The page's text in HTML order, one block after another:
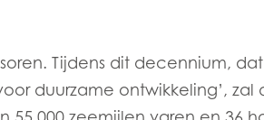
Tijdens dit decennium,
duurzame ontwikkeling’, zal